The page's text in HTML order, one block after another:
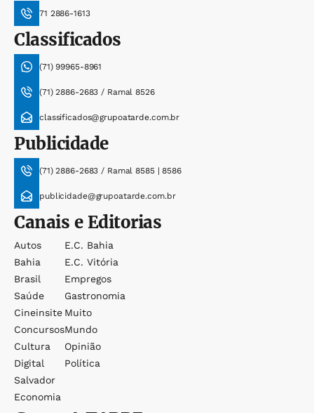
71 2886-1613
Classificados
(71) 99965-8961
(71) 2886-2683 / Ramal 8526
classificados@grupoatarde.com.br
Publicidade
(71) 2886-2683 / Ramal 8585 | 8586
publicidade@grupoatarde.com.br
Canais e Editorias
Autos
Bahia
Brasil
Saúde
Cineinsite
Concursos
Cultura
Digital
Salvador
Economia
E.c. Bahia
E.c. Vitória
Empregos
Gastronomia
Muito
Mundo
Opinião
Política